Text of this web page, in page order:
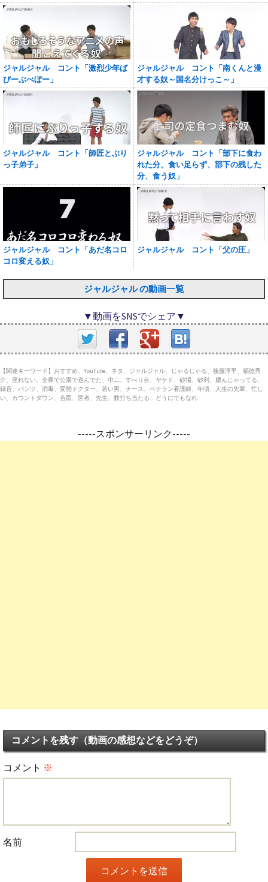
ジャルジャル コント「激烈少年ば
びーぶべぼー」
ジャルジャル コント「南くんと漫
才する奴～国名分けっこ～」
ジャルジャル コント「師匠とぶり
っ子弟子」
ジャルジャル コント「部下に食わ
れた分、食い足らず、部下の残した
分、食う奴」
ジャルジャル コント「あだ名コロ
コロ変える奴」
ジャルジャル コント「父の圧」
ジャルジャル の動画一覧
▼動画をSNSでシェア▼
【関連キーワード】おすすめ、YouTube、ネタ、ジャルジャル、じゃるじゃる、後藤淳平、福徳秀
介、座れない、全裸で公園で遊んでた、中二、すべり台、ヤケド、砂場、砂利、膿んじゃってる、
録音、パンツ、消毒、変態ドクター、若い男、ナース、ベテラン看護師、年頃、人生の先輩、忙し
い、カウントダウン、合図、医者、先生、数打ち当たる、どうにでもなれ
-----スポンサーリンク-----
コメントを残す（動画の感想などをどうぞ）
コメント ※
名前